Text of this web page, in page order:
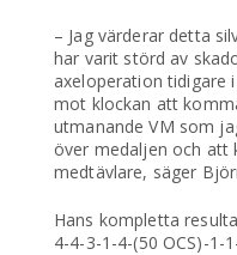
– Jag värderar detta
har varit störd av
axeloperation tidigare
mot klockan att
utmanande VM som
över medaljen och att
medtävlare, säger
Hans kompletta
4-4-3-1-4-(50 OCS)-1-